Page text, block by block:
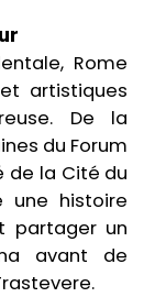
Rome
artistiques
De la
du Forum
de la Cité du
une histoire
partager un
avant de